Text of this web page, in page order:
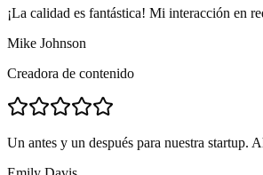
¡La calidad es fantástica! Mi interacción en
Mike Johnson
Creadora de contenido
Un antes y un después para nuestra startup.